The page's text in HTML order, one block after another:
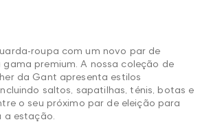
roupa com um novo par de
premium. A nossa coleção de
da Gant apresenta estilos
saltos, sapatilhas, ténis, botas e
o seu próximo par de eleição para
a estação.